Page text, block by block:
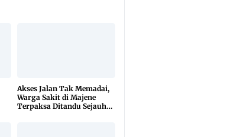
Akses Jalan Tak Memadai,
Warga Sakit di Majene
Terpaksa Ditandu Sejauh